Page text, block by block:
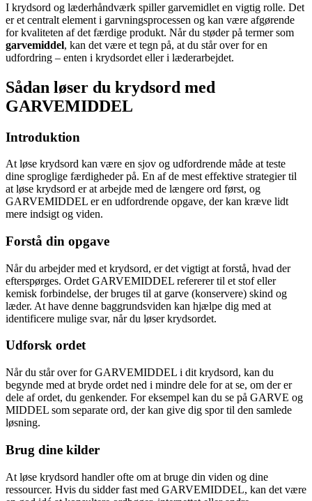
I krydsord og læderhåndværk spiller garvemidlet en vigtig rolle. Det
er et centralt element i garvningsprocessen og kan være afgørende
for kvaliteten af det færdige produkt. Når du støder på termer som
garvemiddel, kan det være et tegn på, at du står over for en
udfordring – enten i krydsordet eller i læderarbejdet.
Sådan løser du krydsord med
GARVEMIDDEL
Introduktion
At løse krydsord kan være en sjov og udfordrende måde at teste
dine sproglige færdigheder på. En af de mest effektive strategier til
at løse krydsord er at arbejde med de længere ord først, og
GARVEMIDDEL er en udfordrende opgave, der kan kræve lidt
mere indsigt og viden.
Forstå din opgave
Når du arbejder med et krydsord, er det vigtigt at forstå, hvad der
efterspørges. Ordet GARVEMIDDEL refererer til et stof eller
kemisk forbindelse, der bruges til at garve (konservere) skind og
læder. At have denne baggrundsviden kan hjælpe dig med at
identificere mulige svar, når du løser krydsordet.
Udforsk ordet
Når du står over for GARVEMIDDEL i dit krydsord, kan du
begynde med at bryde ordet ned i mindre dele for at se, om der er
dele af ordet, du genkender. For eksempel kan du se på GARVE og
MIDDEL som separate ord, der kan give dig spor til den samlede
løsning.
Brug dine kilder
At løse krydsord handler ofte om at bruge din viden og dine
ressourcer. Hvis du sidder fast med GARVEMIDDEL, kan det være